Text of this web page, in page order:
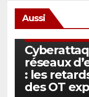
Aussi
réseaux
: les
des OT